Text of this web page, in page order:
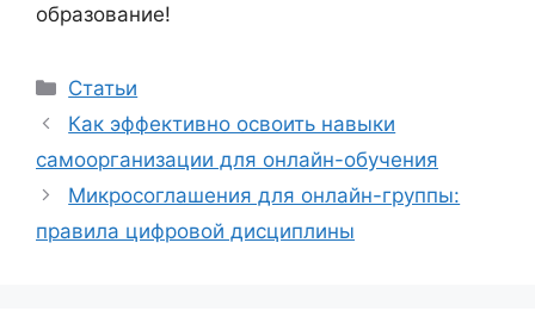
образование!
Рубрики
Статьи
Как эффективно освоить навыки
самоорганизации для онлайн-обучения
Микросоглашения для онлайн-группы:
правила цифровой дисциплины